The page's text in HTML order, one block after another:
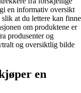
en informativ oversikt
at du lettere kan finne
om produktene er
produsenter og
og oversiktlig bilde
en